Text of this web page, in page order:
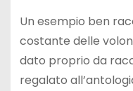
Un esempio ben
costante delle
dato proprio da
regalato